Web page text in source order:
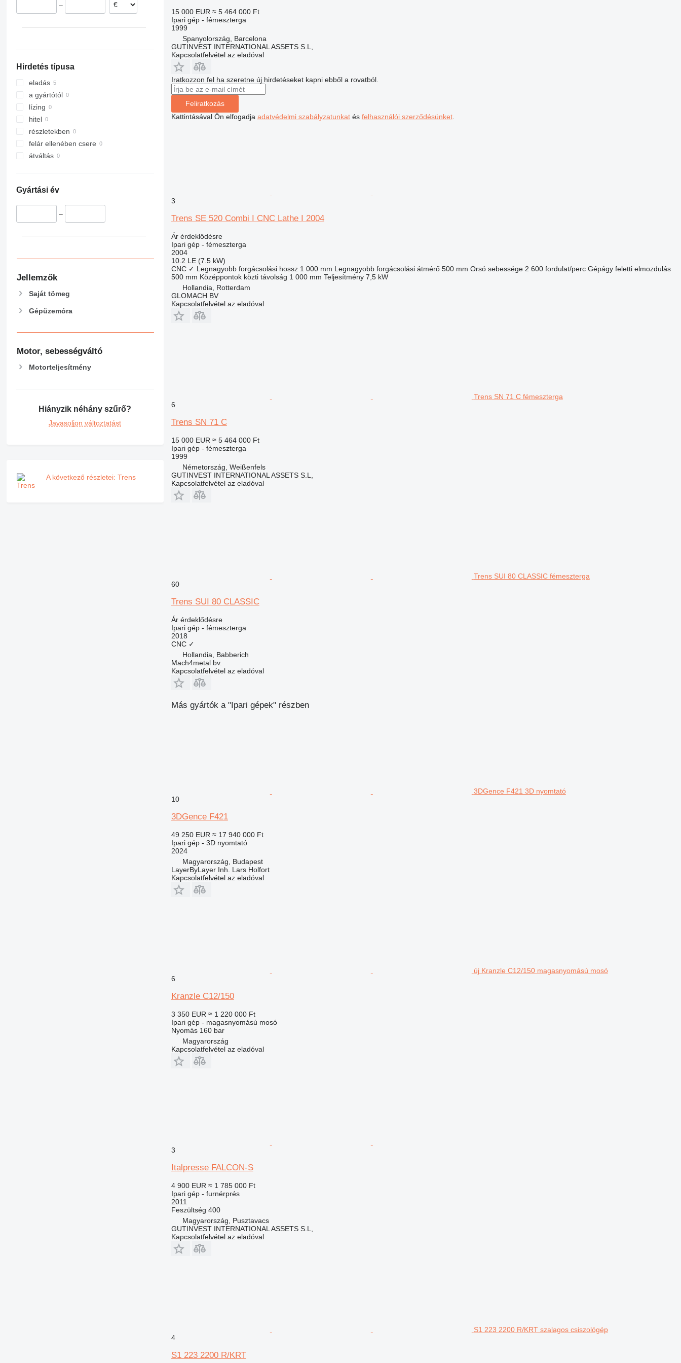
–
Hirdetés típusa
eladás
a gyártótól
lízing
hitel
részletekben
felár ellenében csere
átváltás
Gyártási év
–
Jellemzők
Saját tömeg
Gépüzemóra
Motor, sebességváltó
Motorteljesítmény
Hiányzik néhány szűrő?
Javasoljon változtatást
A következő részletei: Trens
15 000 EUR ≈ 5 464 000 Ft
Ipari gép - fémeszterga
1999
Spanyolország, Barcelona
GUTINVEST INTERNATIONAL ASSETS S.L,
Kapcsolatfelvétel az eladóval
Iratkozzon fel ha szeretne új hirdetéseket kapni ebből a rovatból.
Feliratkozás
Kattintásával Ön elfogadja adatvédelmi szabályzatunkatés felhasználói szerződésünket.
3
Trens SE 520 Combi I CNC Lathe I 2004
Ár érdeklődésre
Ipari gép - fémeszterga
2004
10.2 LE (7.5 kW)
CNC ✓ Legnagyobb forgácsolási hossz 1 000 mm Legnagyobb forgácsolási átmérő 500 mm Orsó sebessége 2 600 fordulat/perc Gépágy feletti elmozdulás
500 mm Középpontok közti távolság 1 000 mm Teljesítmény 7,5 kW
Hollandia, Rotterdam
GLOMACH BV
Kapcsolatfelvétel az eladóval
Trens SN 71 C fémeszterga
6
Trens SN 71 C
15 000 EUR ≈ 5 464 000 Ft
Ipari gép - fémeszterga
1999
Németország, Weißenfels
GUTINVEST INTERNATIONAL ASSETS S.L,
Kapcsolatfelvétel az eladóval
Trens SUI 80 CLASSIC fémeszterga
60
Trens SUI 80 CLASSIC
Ár érdeklődésre
Ipari gép - fémeszterga
2018
CNC ✓
Hollandia, Babberich
Mach4metal bv.
Kapcsolatfelvétel az eladóval
Más gyártók a "Ipari gépek" részben
3DGence F421 3D nyomtató
10
3DGence F421
49 250 EUR ≈ 17 940 000 Ft
Ipari gép - 3D nyomtató
2024
Magyarország, Budapest
LayerByLayer Inh. Lars Holfort
Kapcsolatfelvétel az eladóval
új Kranzle C12/150 magasnyomású mosó
6
Kranzle C12/150
3 350 EUR ≈ 1 220 000 Ft
Ipari gép - magasnyomású mosó
Nyomás 160 bar
Magyarország
Kapcsolatfelvétel az eladóval
3
Italpresse FALCON-S
4 900 EUR ≈ 1 785 000 Ft
Ipari gép - furnérprés
2011
Feszültség 400
Magyarország, Pusztavacs
GUTINVEST INTERNATIONAL ASSETS S.L,
Kapcsolatfelvétel az eladóval
S1 223 2200 R/KRT szalagos csiszológép
4
S1 223 2200 R/KRT